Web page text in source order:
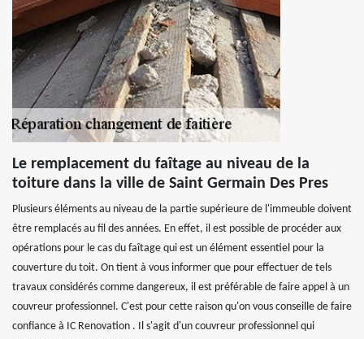
Le remplacement du faîtage au niveau de la
toiture dans la ville de Saint Germain Des Pres
Plusieurs éléments au niveau de la partie supérieure de l'immeuble doivent
être remplacés au fil des années. En effet, il est possible de procéder aux
opérations pour le cas du faîtage qui est un élément essentiel pour la
couverture du toit. On tient à vous informer que pour effectuer de tels
travaux considérés comme dangereux, il est préférable de faire appel à un
couvreur professionnel. C'est pour cette raison qu'on vous conseille de faire
confiance à IC Renovation . Il s'agit d'un couvreur professionnel qui